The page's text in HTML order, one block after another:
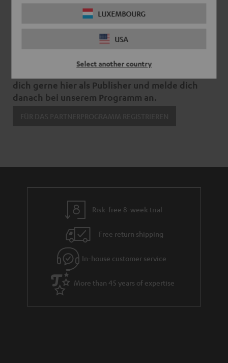
LUXEMBOURG
USA
Select another country
Falls du schon als Publisher bei Rakuten
registriert bist, dann kannst du dich dort direkt
bei unserem Programm anmelden.
dich gerne hier als Publisher und melde dich
danach bei unserem Programm an.
Risk-free 8-week trial
Free return shipping
In-house customer service
More than 45 years of expertise